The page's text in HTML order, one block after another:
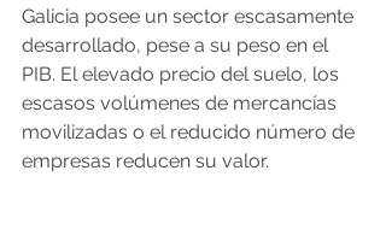
Galicia posee un sector escasamente
desarrollado, pese a su peso en el
PIB. El elevado precio del suelo, los
escasos volúmenes de mercancías
movilizadas o el reducido número de
empresas reducen su valor.